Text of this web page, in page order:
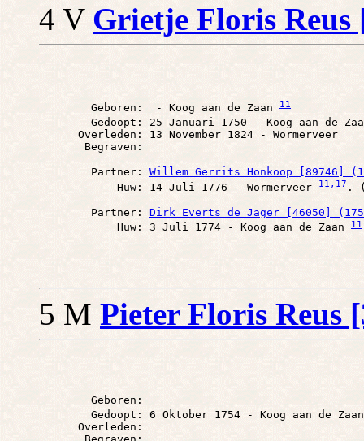
4 V Grietje Floris Reus
        Geboren:  - Koog aan de Zaan
11
Gedoopt: 25 Januari 1750 - Koog aan de
      Overleden: 13 November 1824 - Wormerveer
        Partner:
Willem Gerrits Honkoop [89746]
            Huw: 14 Juli 1776 - Wormerveer
11 ,17
        Partner:
Dirk Everts de Jager [46050]
            Huw: 3 Juli 1774 - Koog aan de Zaan
11
5 M Pieter Floris Reus
        Geboren:
Gedoopt: 6 Oktober 1754 - Koog aan de
      Overleden: